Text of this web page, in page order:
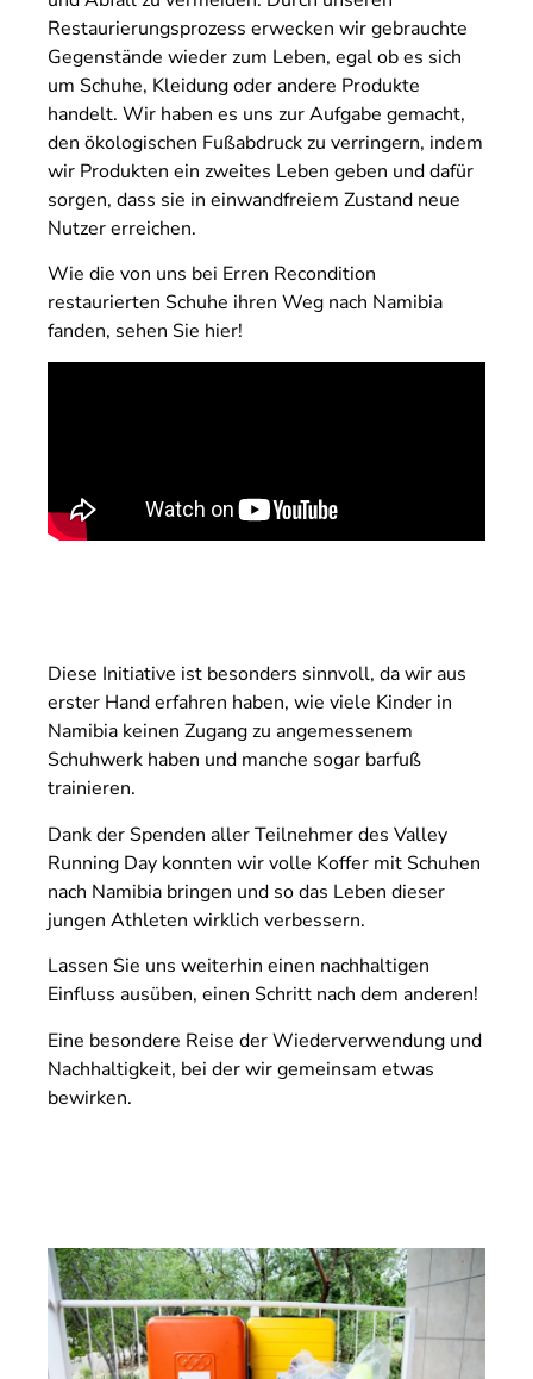
Restaurierungsprozess erwecken wir gebrauchte
Gegenstände wieder zum Leben, egal ob es sich
um Schuhe, Kleidung oder andere Produkte
handelt. Wir haben es uns zur Aufgabe gemacht,
den ökologischen Fußabdruck zu verringern, indem
wir Produkten ein zweites Leben geben und dafür
sorgen, dass sie in einwandfreiem Zustand neue
Nutzer erreichen.
Wie die von uns bei Erren Recondition
restaurierten Schuhe ihren Weg nach Namibia
fanden, sehen Sie hier!
Diese Initiative ist besonders sinnvoll, da wir aus
erster Hand erfahren haben, wie viele Kinder in
Namibia keinen Zugang zu angemessenem
Schuhwerk haben und manche sogar barfuß
trainieren.
Dank der Spenden aller Teilnehmer des Valley
Running Day konnten wir volle Koffer mit Schuhen
nach Namibia bringen und so das Leben dieser
jungen Athleten wirklich verbessern.
Lassen Sie uns weiterhin einen nachhaltigen
Einfluss ausüben, einen Schritt nach dem anderen!
Eine besondere Reise der Wiederverwendung und
Nachhaltigkeit, bei der wir gemeinsam etwas
bewirken.